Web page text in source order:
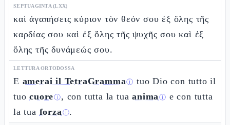
SEPTUAGINTA (LXX)
καὶ ἀγαπήσεις κύριον τὸν θεόν σου ἐξ ὅλης τῆς
καρδίας σου καὶ ἐξ ὅλης τῆς ψυχῆς σου καὶ ἐξ
ὅλης τῆς δυνάμεώς σου.
LETTURA ORTODOSSA
E amerai il TetraGrammaⓘ tuo Dio con tutto il
tuocuoreⓘ, con tutta la tuaanimaⓘ e con tutta
la tua forzaⓘ.